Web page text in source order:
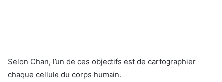
Selon Chan, l’un de ces objectifs est de cartographier
chaque cellule du corps humain.